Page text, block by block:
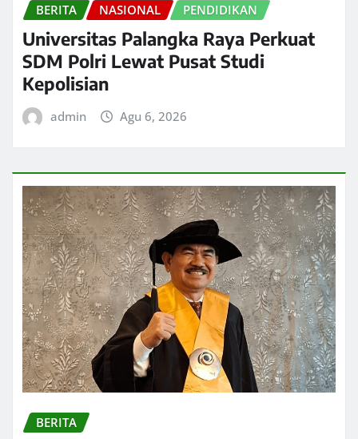
BERITA NASIONAL PENDIDIKAN
Universitas Palangka Raya Perkuat
SDM Polri Lewat Pusat Studi
Kepolisian
admin Agu 6, 2026
BERITA